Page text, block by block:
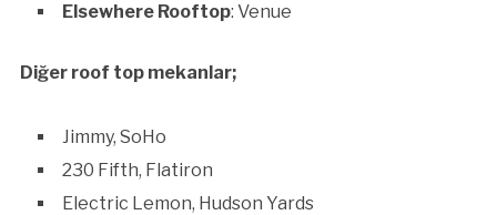
Elsewhere Rooftop: Venue
Diğer roof top mekanlar;
Jimmy, SoHo
230 Fifth, Flatiron
Electric Lemon, Hudson Yards